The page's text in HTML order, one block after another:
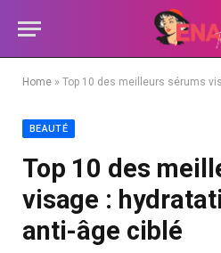
Home » Top 10 des meilleurs sérums visage
BEAUTÉ
Top 10 des
visage :
anti-âge ciblé